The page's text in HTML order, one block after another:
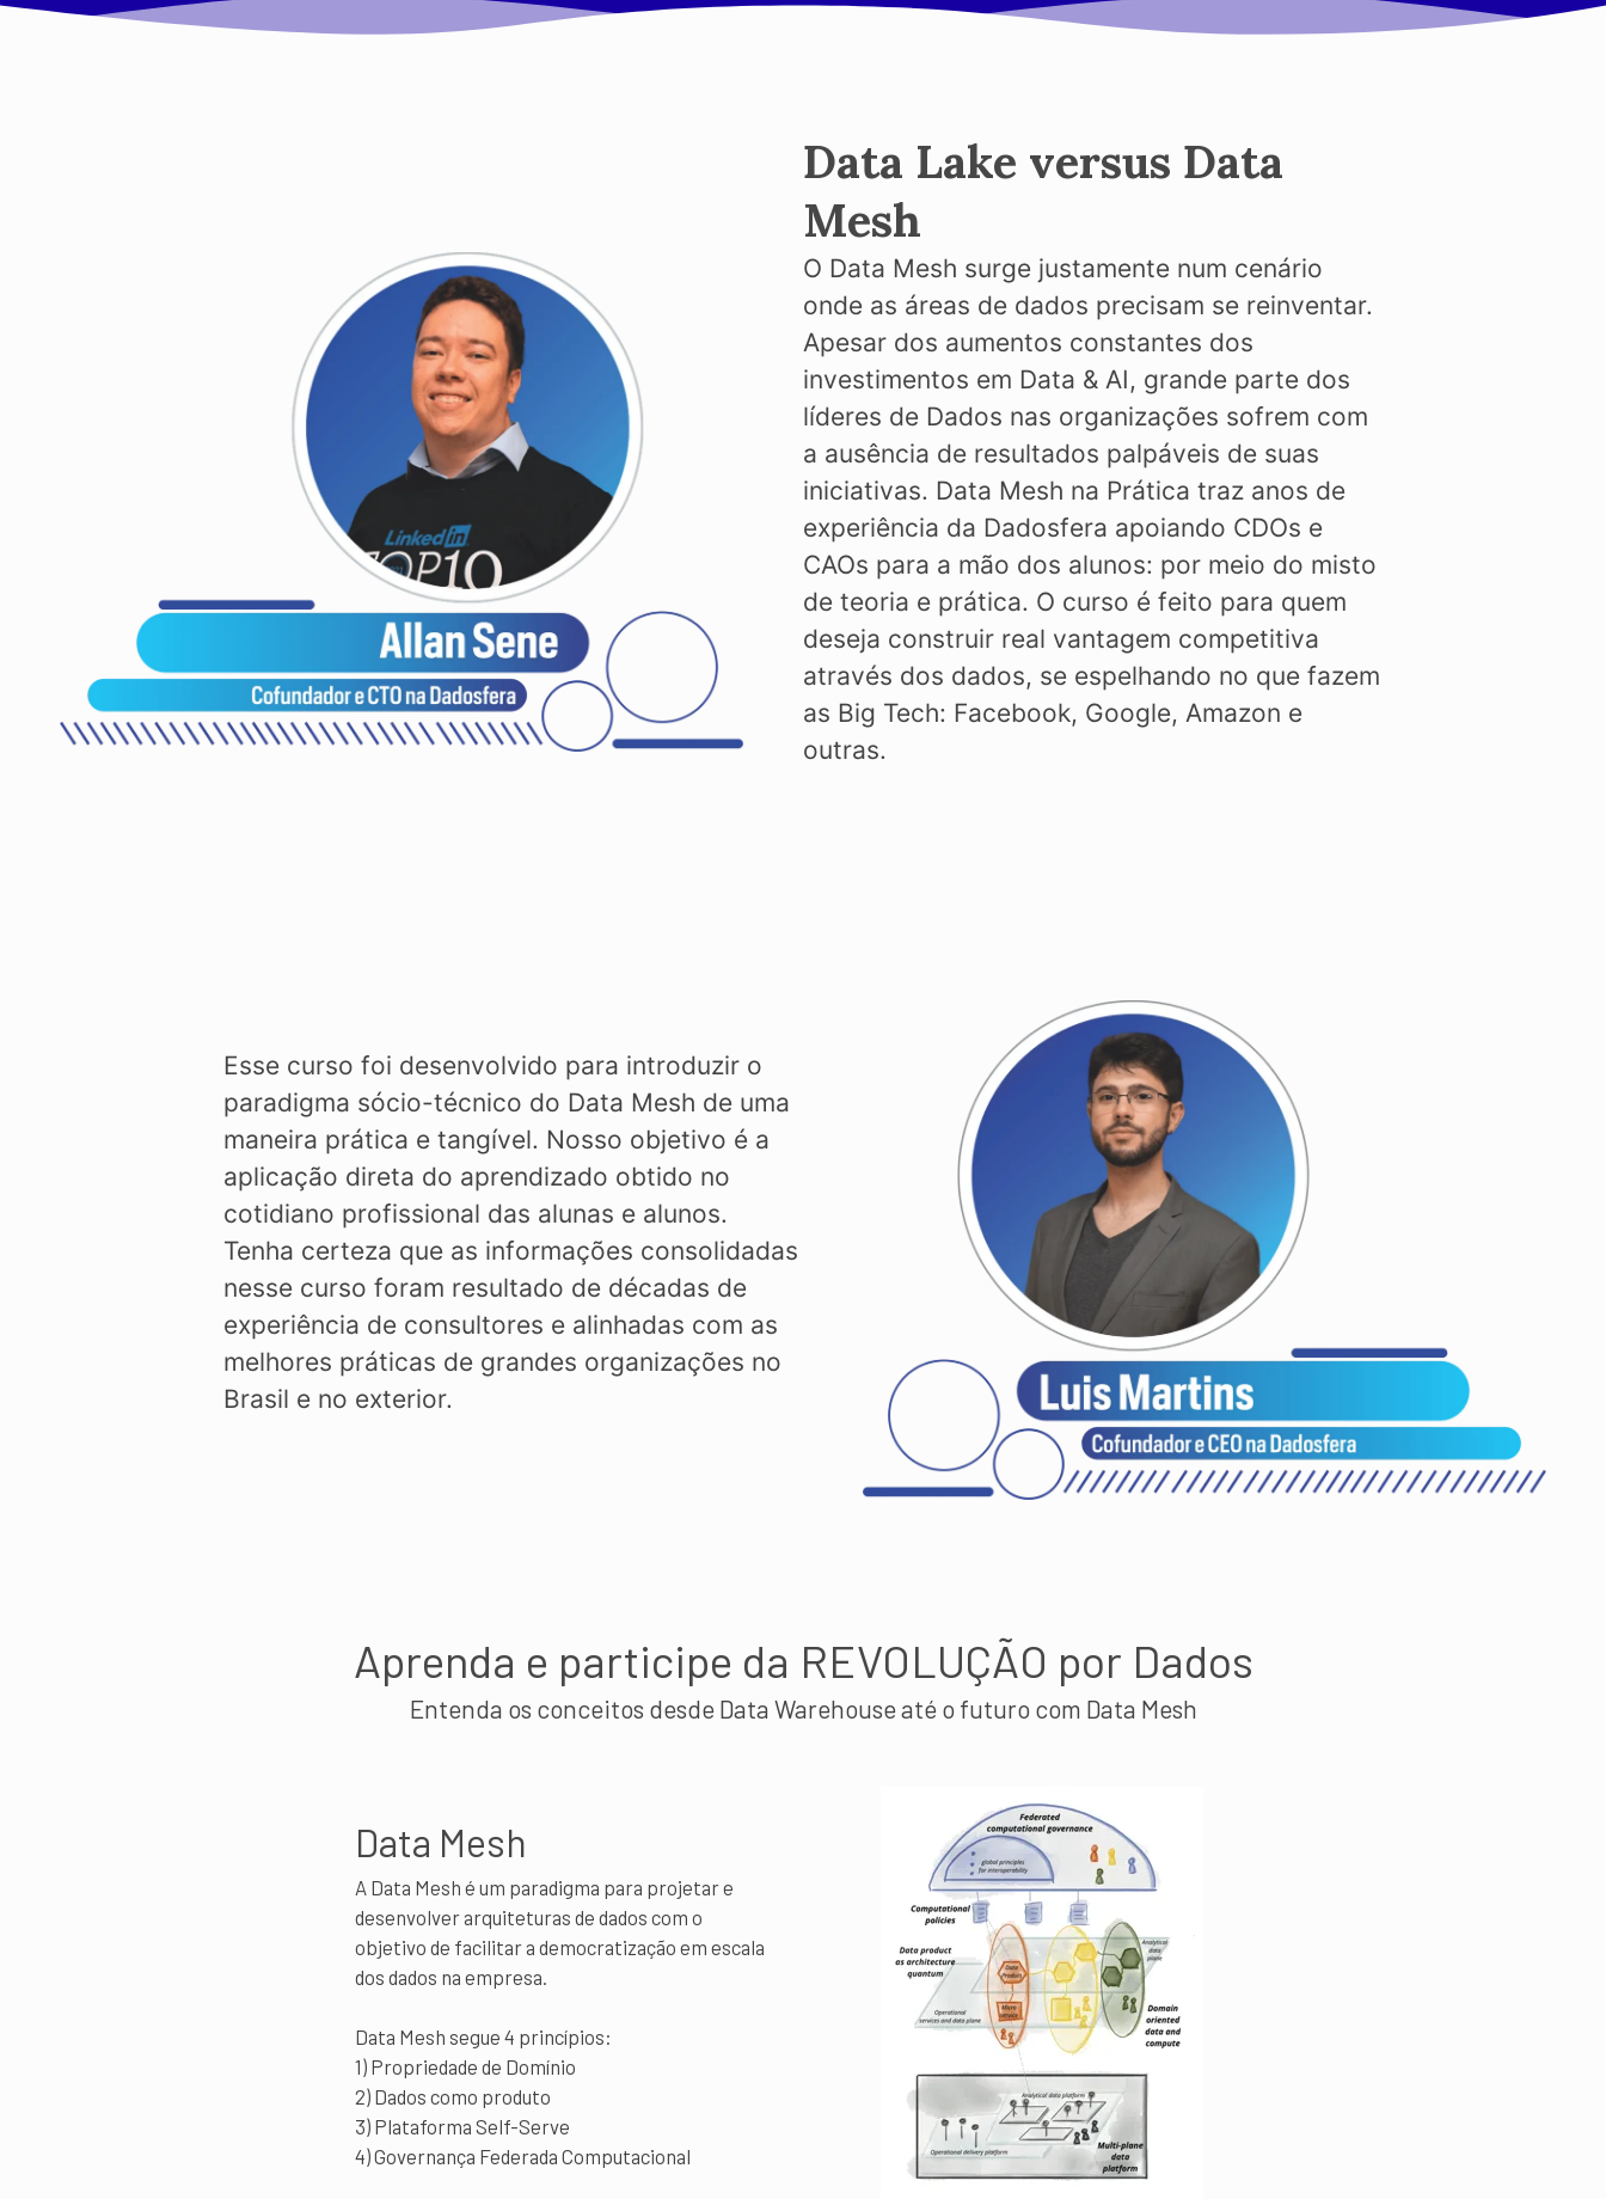
Data Lake versus Data
Mesh
O Data Mesh surge justamente num cenário
onde as áreas de dados precisam se reinventar.
Apesar dos aumentos constantes dos
investimentos em Data & AI, grande parte dos
líderes de Dados nas organizações sofrem com
a ausência de resultados palpáveis de suas
iniciativas. Data Mesh na Prática traz anos de
experiência da Dadosfera apoiando CDOs e
CAOs para a mão dos alunos: por meio do misto
de teoria e prática. O curso é feito para quem
deseja construir real vantagem competitiva
através dos dados, se espelhando no que fazem
as Big Tech: Facebook, Google, Amazon e
outras.
Esse curso foi desenvolvido para introduzir o
paradigma sócio-técnico do Data Mesh de uma
maneira prática e tangível. Nosso objetivo é a
aplicação direta do aprendizado obtido no
cotidiano profissional das alunas e alunos.
Tenha certeza que as informações consolidadas
nesse curso foram resultado de décadas de
experiência de consultores e alinhadas com as
melhores práticas de grandes organizações no
Brasil e no exterior.
Aprenda e participe da REVOLUÇÃO por Dados
Entenda os conceitos desde Data Warehouse até o futuro com Data Mesh
Data Mesh
A Data Mesh é um paradigma para projetar e
desenvolver arquiteturas de dados com o
objetivo de facilitar a democratização em escala
dos dados na empresa.
Data Mesh segue 4 princípios:
1) Propriedade de Domínio
2) Dados como produto
3) Plataforma Self-Serve
4) Governança Federada Computacional